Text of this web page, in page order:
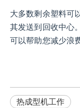
大多数剩余塑料可
其发送到回收中心
可以帮助您减少浪
热成型机工作